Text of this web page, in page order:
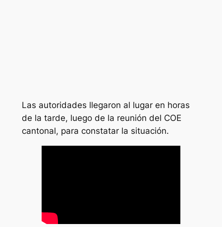
Las autoridades llegaron al lugar en horas
de la tarde, luego de la reunión del COE
cantonal, para constatar la situación.